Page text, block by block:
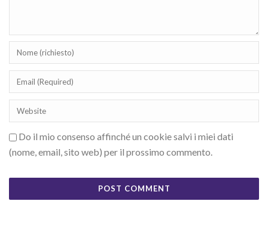
Do il mio consenso affinché un cookie salvi i miei dati
(nome, email, sito web) per il prossimo commento.